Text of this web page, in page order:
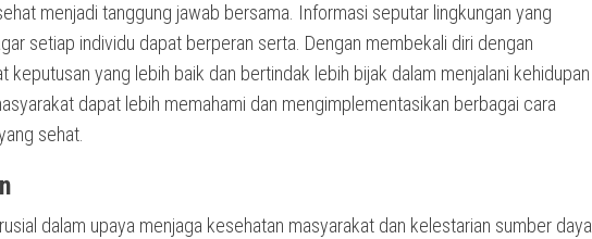
menjadi tanggung jawab bersama. Informasi seputar lingkungan yang
setiap individu dapat berperan serta. Dengan membekali diri dengan
yang lebih baik dan bertindak lebih bijak dalam menjalani kehidupan
dapat lebih memahami dan mengimplementasikan berbagai cara
sehat.
dalam upaya menjaga kesehatan masyarakat dan kelestarian sumber daya